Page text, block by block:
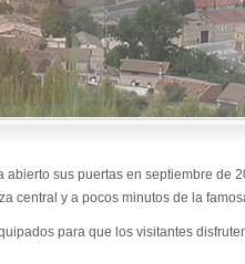
abierto sus puertas en septiembre de
central y a pocos minutos de la
para que los visitantes